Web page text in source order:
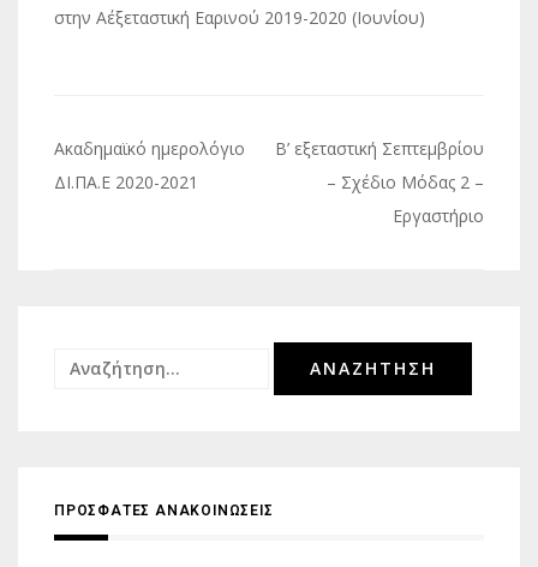
στην Α΄εξεταστική Εαρινού 2019-2020 (Ιουνίου)
Πλοήγηση
άρθρων
Ακαδημαϊκό ημερολόγιο
ΔΙ.ΠΑ.Ε 2020-2021
Β’ εξεταστική Σεπτεμβρίου
– Σχέδιο Μόδας 2 –
Εργαστήριο
Αναζήτηση
ΠΡΟΣΦΑΤΕΣ ΑΝΑΚΟΙΝΩΣΕΙΣ